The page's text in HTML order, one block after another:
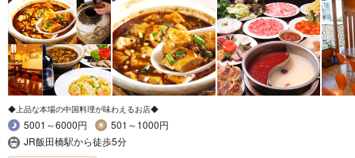
◆上品な本場の中国料理が味わえるお店◆
5001～6000円
501～1000円
JR飯田橋駅から徒歩5分